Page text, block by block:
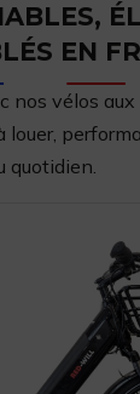
EN
nos vélos aux
louer,
quotidien.